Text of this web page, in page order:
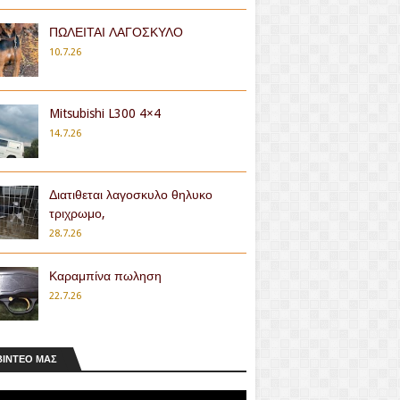
ΠΩΛΕΙΤΑΙ ΛΑΓΟΣΚΥΛΟ
10.7.26
Mitsubishi L300 4×4
14.7.26
Διατιθεται λαγοσκυλο θηλυκο
τριχρωμο,
28.7.26
Καραμπίνα πωληση
22.7.26
ΜΑΣ